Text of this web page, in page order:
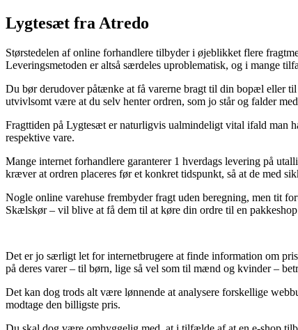
Lygtesæt fra Atredo
Størstedelen af online forhandlere tilbyder i øjeblikket flere
Leveringsmetoden er altså særdeles uproblematisk, og i mange
Du bør derudover påtænke at få varerne bragt til din bopæl eller
utvivlsomt være at du selv henter ordren, som jo står og falder
Fragttiden på Lygtesæt er naturligvis ualmindeligt vital ifald man
respektive vare.
Mange internet forhandlere garanterer 1 hverdags levering på
kræver at ordren placeres før et konkret tidspunkt, så at de med
Nogle online varehuse frembyder fragt uden beregning, men tit
Skælskør – vil blive at få dem til at køre din ordre til en
Det er jo særligt let for internetbrugere at finde information om
på deres varer – til børn, lige så vel som til mænd og kvinder –
Det kan dog trods alt være lønnende at analysere forskellige
modtage den billigste pris.